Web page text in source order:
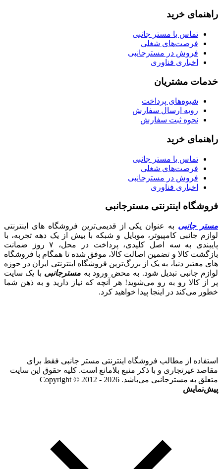
راهنمای خرید
تماس با مستر جانبی
فرصت‌های شغلی
فروش در مسترجانبی
اخباری فناوری
خدمات مشتریان
شیوه‌های پرداخت
رویه ارسال سفارش
نحوه ثبت سفارش
راهنمای خرید
تماس با مستر جانبی
فرصت‌های شغلی
فروش در مسترجانبی
اخباری فناوری
فروشگاه اینترنتی مسترجانبی
مستر جانبی به عنوان یکی از قدیمی‌ترین فروشگاه های اینترنتی
لوازم جانبی کامپیوتر، موبایل و شبکه با بیش از یک دهه تجربه، با
پایبندی به سه اصل کلیدی، پرداخت در محل، ۷ روز ضمانت
بازگشت کالا و تضمین اصالت کالا، موفق شده تا همگام با فروشگاه‌
های معتبر دنیا، به یک از بزرگ‌ترین فروشگاه اینترنتی ایران در حوزه
لوازم جانبی تبدیل شود. به محض ورود به مسترجانبی با یک سایت
پر از کالا رو به رو می‌شوید! هر آنچه که نیاز دارید و به ذهن شما
خطور می‌کند در اینجا پیدا خواهید کرد.
استفاده از مطالب فروشگاه اینترنتی مستر جانبی فقط برای
مقاصد غیرتجاری و با ذکر منبع بلامانع است. کلیه حقوق این سایت
متعلق به مسترجانبی می‌باشد. Copyright © 2012 - 2026
پیش‌نمایش